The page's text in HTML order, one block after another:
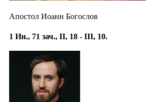
Апостол Иоанн Богослов
1 Ин., 71 зач., II, 18 - III, 10.